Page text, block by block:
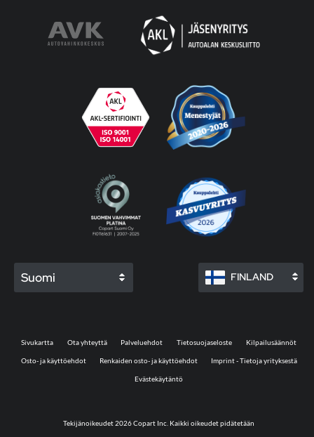
Suomi FINLAND
Tekijänoikeudet 2026 Copart Inc. Kaikki oikeudet pidätetään
Sivukartta Ota yhteyttä Palveluehdot Tietosuojaseloste Kilpailusäännöt
Osto- ja käyttöehdot Renkaiden osto- ja käyttöehdot Imprint - Tietoja yrityksestä
Evästekäytäntö